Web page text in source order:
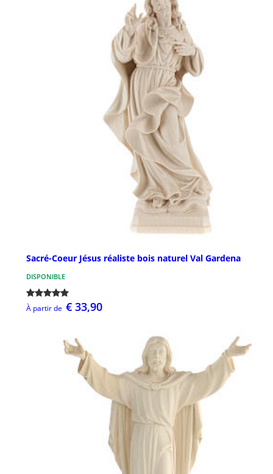
Sacré-Coeur Jésus réaliste bois naturel Val Gardena
DISPONIBLE
À partir de € 33,90